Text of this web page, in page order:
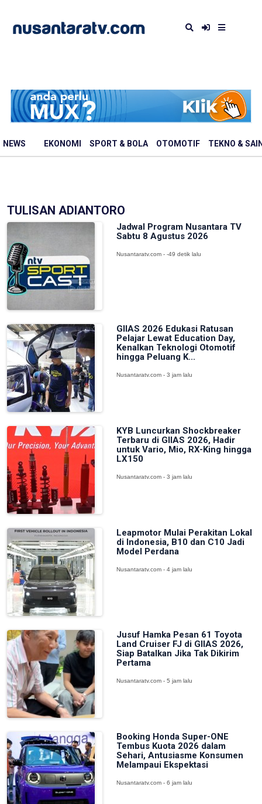
NEWS EKONOMI SPORT & BOLA OTOMOTIF TEKNO &
TULISAN ADIANTORO
Jadwal Program Nusantara TV
Sabtu 8 Agustus 2026
Nusantaratv.com - -49 detik lalu
GIIAS 2026 Edukasi Ratusan
Pelajar Lewat Education Day,
Kenalkan Teknologi Otomotif
hingga Peluang K...
Nusantaratv.com - 3 jam lalu
KYB Luncurkan Shockbreaker
Terbaru di GIIAS 2026, Hadir
untuk Vario, Mio, RX-King hingga
LX150
Nusantaratv.com - 3 jam lalu
Leapmotor Mulai Perakitan Lokal
di Indonesia, B10 dan C10 Jadi
Model Perdana
Nusantaratv.com - 4 jam lalu
Jusuf Hamka Pesan 61 Toyota
Land Cruiser FJ di GIIAS 2026,
Siap Batalkan Jika Tak Dikirim
Pertama
Nusantaratv.com - 5 jam lalu
Booking Honda Super-ONE
Tembus Kuota 2026 dalam
Sehari, Antusiasme Konsumen
Melampaui Ekspektasi
Nusantaratv.com - 6 jam lalu